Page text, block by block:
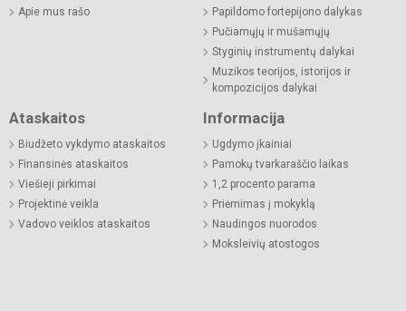
Apie mus rašo
Papildomo fortepijono dalykas
Pučiamųjų ir mušamųjų
Styginių instrumentų dalykai
Muzikos teorijos, istorijos ir
kompozicijos dalykai
Ataskaitos
Biudžeto vykdymo ataskaitos
Finansinės ataskaitos
Viešieji pirkimai
Projektinė veikla
Vadovo veiklos ataskaitos
Informacija
Ugdymo įkainiai
Pamokų tvarkaraščio laikas
1,2 procento parama
Priėmimas į mokyklą
Naudingos nuorodos
Moksleivių atostogos